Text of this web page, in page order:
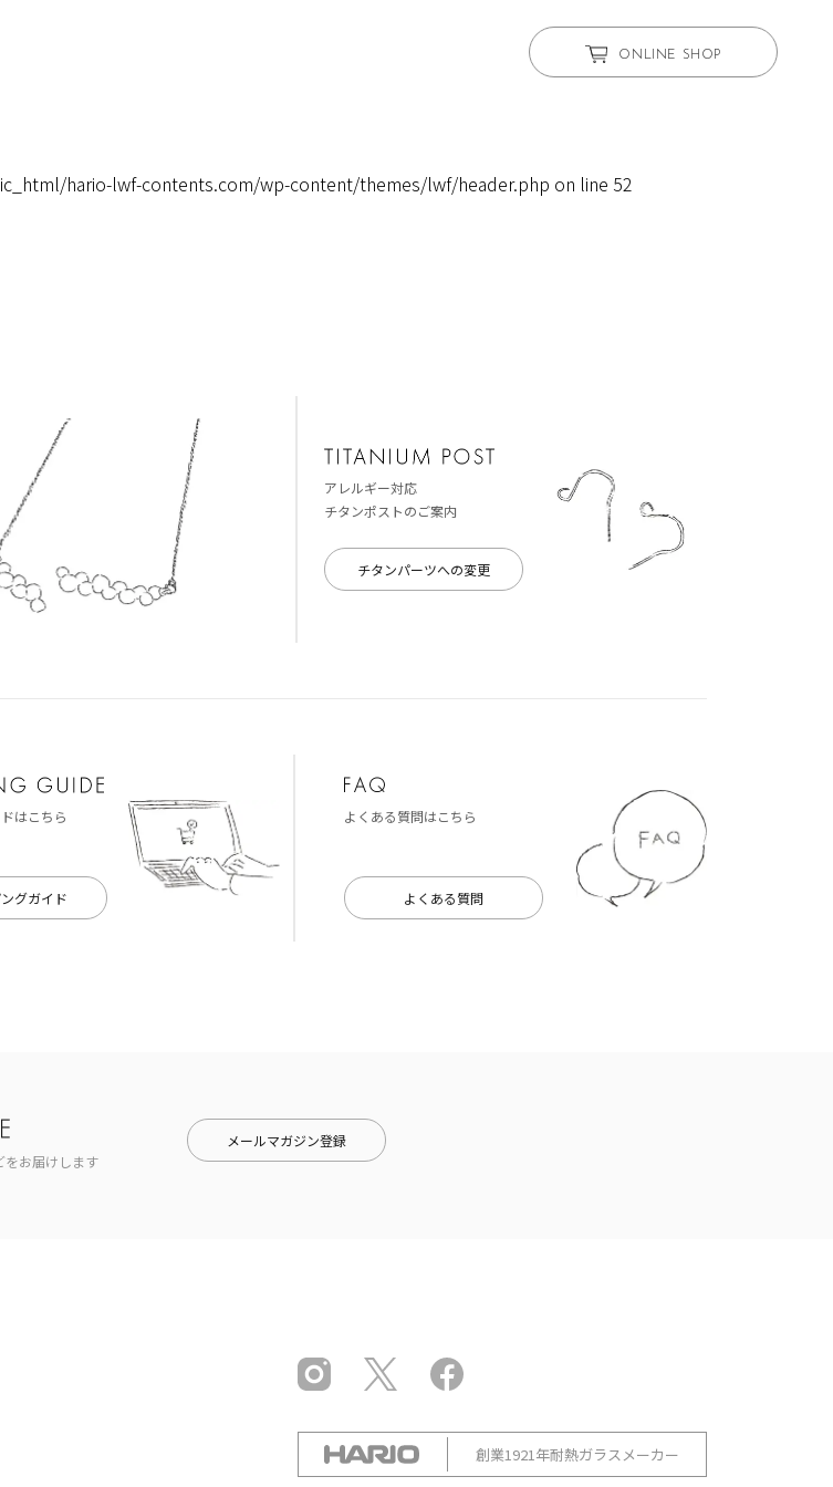
hario-lwf-contents.com/wp-content/themes/lwf/header.php on line 52
ONLINE SHOP
アレルギー対応
チタンポストのご案内
チタンパーツへの変更
はこちら
グガイド
よくある質問はこちら
よくある質問
をお届けします
メールマガジン登録
創業1921年耐熱ガラスメーカー